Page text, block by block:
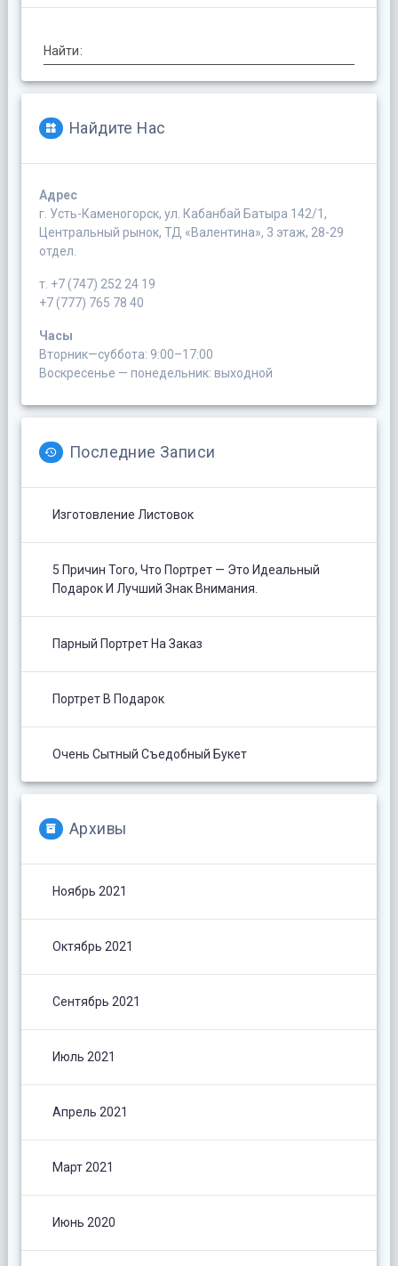
Найти:
Найдите Нас
Адрес
г. Усть-Каменогорск, ул. Кабанбай Батыра 142/1,
Центральный рынок, ТД «Валентина», 3 этаж, 28-29
отдел.
т. +7 (747) 252 24 19
+7 (777) 765 78 40
Часы
Вторник—суббота: 9:00–17:00
Воскресенье — понедельник: выходной
Последние Записи
Изготовление Листовок
5 Причин Того, Что Портрет — Это Идеальный
Подарок И Лучший Знак Внимания.
Парный Портрет На Заказ
Портрет В Подарок
Очень Сытный Съедобный Букет
Архивы
Ноябрь 2021
Октябрь 2021
Сентябрь 2021
Июль 2021
Апрель 2021
Март 2021
Июнь 2020